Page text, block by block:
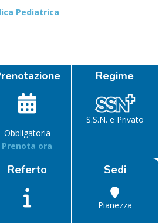
Pediatrica
Obbligatoria
Prenota ora
Regime
S.S.N. e Privato
Referto Sedi
Pianezza